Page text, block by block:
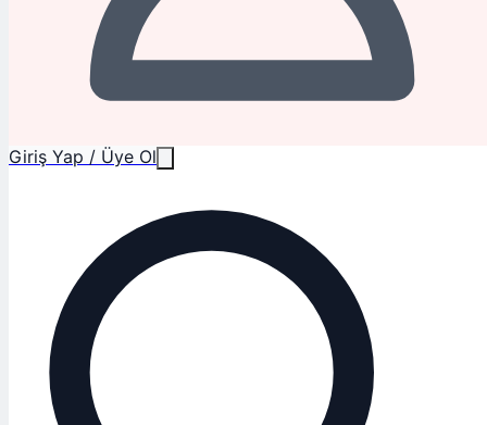
Giriş Yap / Üye Ol